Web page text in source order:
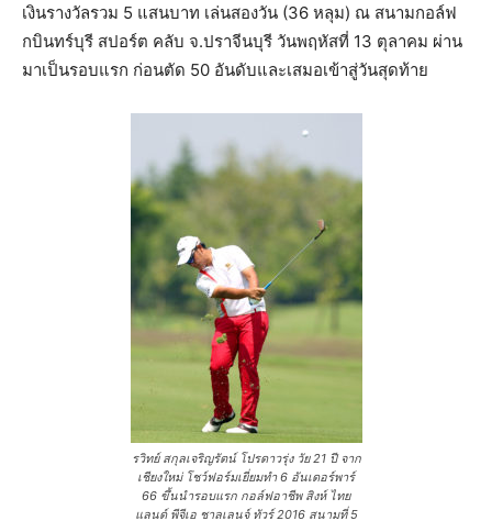
เงินรางวัลรวม 5 แสนบาท เล่นสองวัน (36 หลุม) ณ สนามกอล์ฟ
กบินทร์บุรี สปอร์ต คลับ จ.ปราจีนบุรี วันพฤหัสที่ 13 ตุลาคม ผ่าน
มาเป็นรอบแรก ก่อนตัด 50 อันดับและเสมอเข้าสู่วันสุดท้าย
รวิทย์ สกุลเจริญรัตน์ โปรดาวรุ่ง วัย 21 ปี จาก
เชียงใหม่ โชว์ฟอร์มเยี่ยมทำ 6 อันเดอร์พาร์
66 ขึ้นนำรอบแรก กอล์ฟอาชีพ สิงห์ ไทย
แลนด์ พีจีเอ ชาลเลนจ์ ทัวร์ 2016 สนามที่ 5